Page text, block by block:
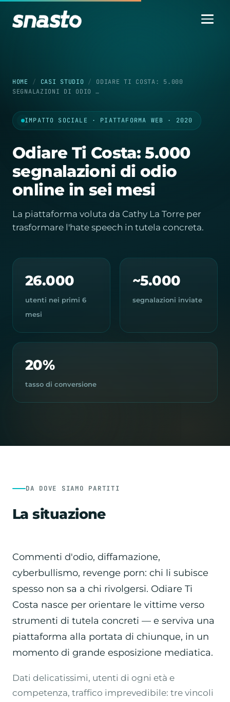
HOME / CASI STUDIO /
ODIARE TI COSTA: 5.000
SEGNALAZIONI DI ODIO …
IMPATTO SOCIALE · PIATTAFORMA WEB · 2020
Odiare Ti Costa: 5.000
segnalazioni di odio
online in sei mesi
La piattaforma voluta da Cathy La Torre per
trasformare l'hate speech in tutela concreta.
26.000
utenti nei primi 6
mesi
~5.000
segnalazioni inviate
20%
tasso di conversione
DA DOVE SIAMO PARTITI
La situazione
Commenti d'odio, diffamazione,
cyberbullismo, revenge porn: chi li subisce
spesso non sa a chi rivolgersi. Odiare Ti
Costa nasce per orientare le vittime verso
strumenti di tutela concreti — e serviva una
piattaforma alla portata di chiunque, in un
momento di grande esposizione mediatica.
Dati delicatissimi, utenti di ogni età e
competenza, traffico imprevedibile: tre vincoli